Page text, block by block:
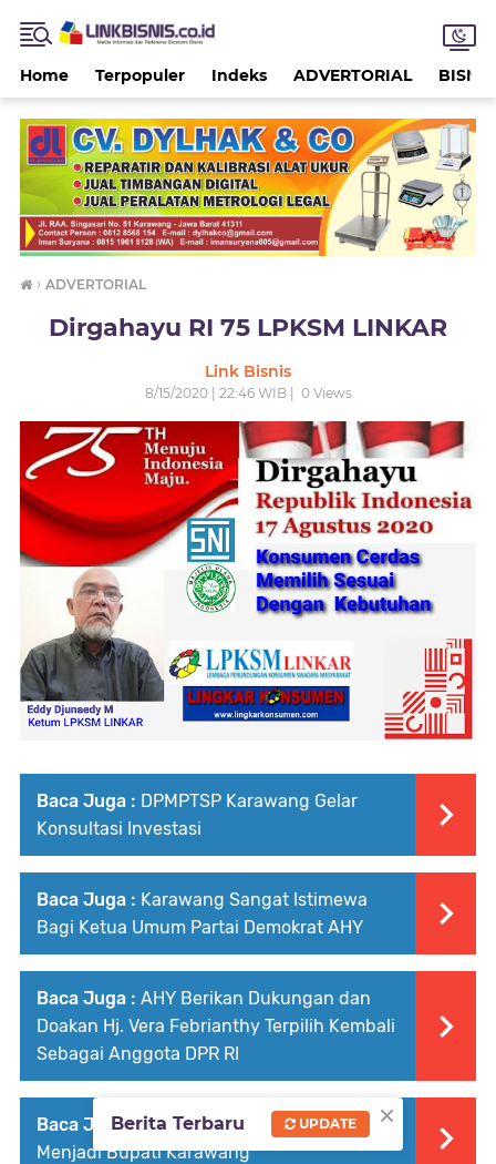
Home Terpopuler Indeks ADVERTORIAL BISNIS
› ADVERTORIAL
Dirgahayu RI 75 LPKSM LINKAR
Link Bisnis
8/15/2020 | 22:46 WIB | 0Views
Baca Juga : DPMPTSP Karawang Gelar
Konsultasi Investasi
Baca Juga : Karawang Sangat Istimewa
Bagi Ketua Umum Partai Demokrat AHY
Baca Juga : AHY Berikan Dukungan dan
Doakan Hj. Vera Febrianthy Terpilih Kembali
Sebagai Anggota DPR RI
Baca Juga : H. Aep Syaepuloh Resmi
Menjadi Bupati Karawang
×
Berita Terbaru UPDATE